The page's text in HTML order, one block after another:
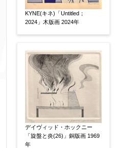
KYNE(キネ)「Untitled；
2024」木版画 2024年
デイヴィッド・ホックニー
「旋盤と炎(26)」銅版画 1969
年